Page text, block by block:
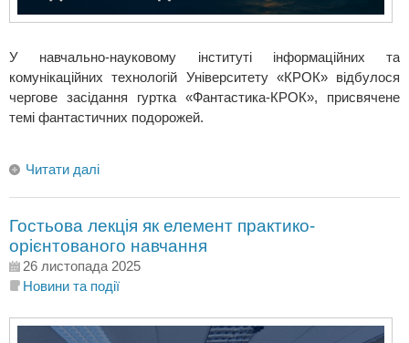
У навчально-науковому інституті інформаційних та
комунікаційних технологій Університету «КРОК» відбулося
чергове засідання гуртка «Фантастика-КРОК», присвячене
темі фантастичних подорожей.
Читати далі
Гостьова лекція як елемент практико-
орієнтованого навчання
26 листопада 2025
Новини та події